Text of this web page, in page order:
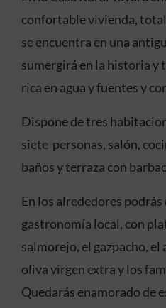
confortable vivienda,
se encuentra en una
sumergirá en la historia y
rica en agua y fuentes y
Dispone de tres
siete personas, salón,
baños y terraza con
En los alrededores
gastronomía local, con
salmorejo, el gazpacho,
oliva virgen extra y los
Quedarás enamorado de